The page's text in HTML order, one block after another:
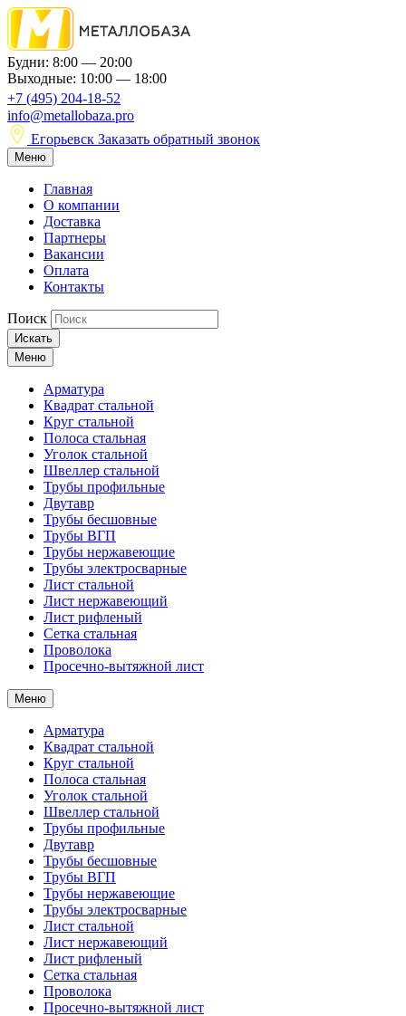
Будни: 8:00 — 20:00
Выходные: 10:00 — 18:00
+7 (495) 204-18-52
info@metallobaza.pro
Егорьевск Заказать обратный звонок
Меню
Главная
О компании
Доставка
Партнеры
Вакансии
Оплата
Контакты
Поиск
Искать
Меню
Арматура
Квадрат стальной
Круг стальной
Полоса стальная
Уголок стальной
Швеллер стальной
Трубы профильные
Двутавр
Трубы бесшовные
Трубы ВГП
Трубы нержавеющие
Трубы электросварные
Лист стальной
Лист нержавеющий
Лист рифленый
Сетка стальная
Проволока
Просечно-вытяжной лист
Меню
Арматура
Квадрат стальной
Круг стальной
Полоса стальная
Уголок стальной
Швеллер стальной
Трубы профильные
Двутавр
Трубы бесшовные
Трубы ВГП
Трубы нержавеющие
Трубы электросварные
Лист стальной
Лист нержавеющий
Лист рифленый
Сетка стальная
Проволока
Просечно-вытяжной лист